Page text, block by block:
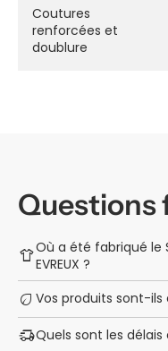
Coutures
renforcées et
doublure
Questions
apparelOù a été fabriqué le
EVREUX ?
eco Vos produits sont-
delivery_truck_speedQuels sont les